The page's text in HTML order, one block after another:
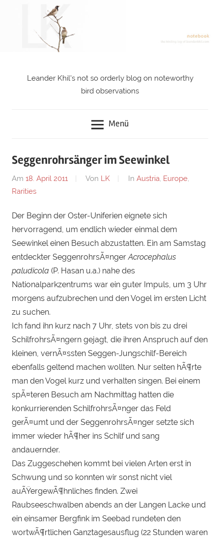
notebook
Leander Khil's not so orderly blog on noteworthy
bird observations
Menü
Seggenrohrsänger im Seewinkel
Am 18. April 2011 Von LK In Austria, Europe,
Rarities
Der Beginn der Oster-Uniferien eignete sich
hervorragend, um endlich wieder einmal dem
Seewinkel einen Besuch abzustatten. Ein am Samstag
entdeckter SeggenrohrsÃ¤ngerAcrocephalus
paludicola (P. Hasan u.a.) nahe des
Nationalparkzentrums war ein guter Impuls, um 3 Uhr
morgens aufzubrechen und den Vogel im ersten Licht
zu suchen.
Ich fand ihn kurz nach 7 Uhr, stets von bis zu drei
SchilfrohrsÃ¤ngern gejagt, die ihren Anspruch auf den
kleinen, vernÃ¤ssten Seggen-Jungschilf-Bereich
ebenfalls geltend machen wollten. Nur selten hÃ¶rte
man den Vogel kurz und verhalten singen. Bei einem
spÃ¤teren Besuch am Nachmittag hatten die
konkurrierenden SchilfrohrsÃ¤nger das Feld
gerÃ¤umt und der SeggenrohrsÃ¤nger setzte sich
immer wieder hÃ¶her ins Schilf und sang
andauernder.
Das Zuggeschehen kommt bei vielen Arten erst in
Schwung und so konnten wir sonst nicht viel
auÃŸergewÃ¶hnliches finden. Zwei
Raubseeschwalben abends an der Langen Lacke und
ein einsamer Bergfink im Seebad rundeten den
wortwÃ¶rtlichen Ganztagesausflug (22 Stunden waren